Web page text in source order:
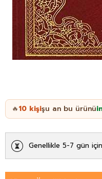
🔥10 kişişu an bu ürünü
Genellikle 5-7 gün